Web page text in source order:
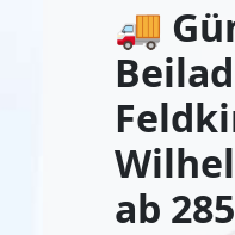
🚚
ab